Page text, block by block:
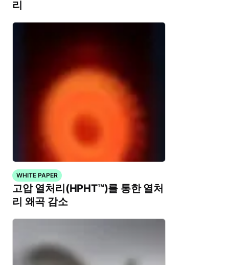
리
WHITE PAPER
고압 열처리(HPHT™)를 통한 열처
리 왜곡 감소